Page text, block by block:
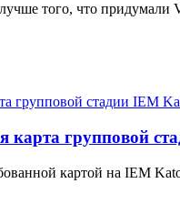
того, что придумали
групповой
картой на IEM